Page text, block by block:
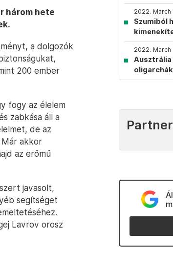
három hete
a dolgozók
200 ember
fogy az élelem
zabkása áll a
de az
Már akkor
az erőmű
javasolt,
segítséget
Lavrov orosz
2022. March
Szumiból
2022. March
Ausztrália